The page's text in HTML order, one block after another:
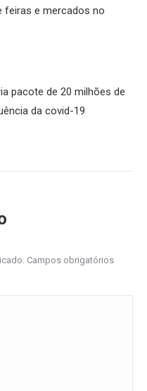
feiras e mercados no
pacote de 20 milhões de
da covid-19
Campos obrigatórios